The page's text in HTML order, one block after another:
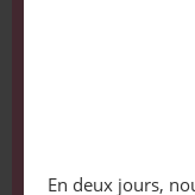
En deux jours,